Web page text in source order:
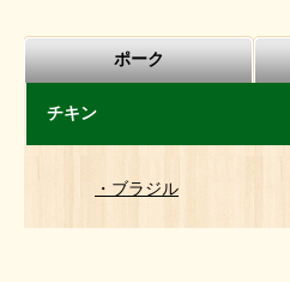
ポーク
チキン
・ブラジル